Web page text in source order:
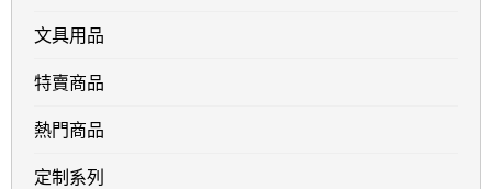
文具用品
特賣商品
熱門商品
定制系列